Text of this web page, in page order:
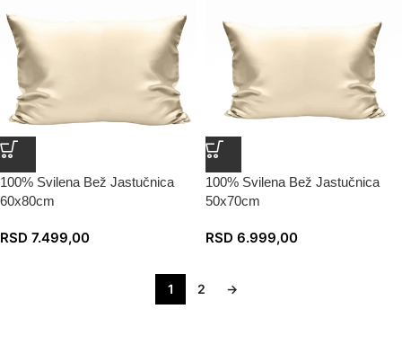
100% Svilena Bež Jastučnica
60x80cm
RSD 7.499,00
100% Svilena Bež Jastučnica
50x70cm
RSD 6.999,00
1 2 →